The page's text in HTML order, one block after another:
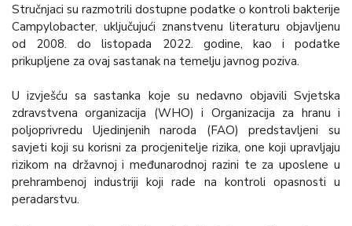
Stručnjaci su razmotrili dostupne podatke o kontroli bakterije
Campylobacter, uključujući znanstvenu literaturu objavljenu
od 2008. do listopada 2022. godine, kao i podatke
prikupljene za ovaj sastanak na temelju javnog poziva.
U izvješću sa sastanka koje su nedavno objavili Svjetska
zdravstvena organizacija (WHO) i Organizacija za hranu i
poljoprivredu Ujedinjenih naroda (FAO) predstavljeni su
savjeti koji su korisni za procjenitelje rizika, one koji upravljaju
rizikom na državnoj i međunarodnoj razini te za uposlene u
prehrambenoj industriji koji rade na kontroli opasnosti u
peradarstvu.